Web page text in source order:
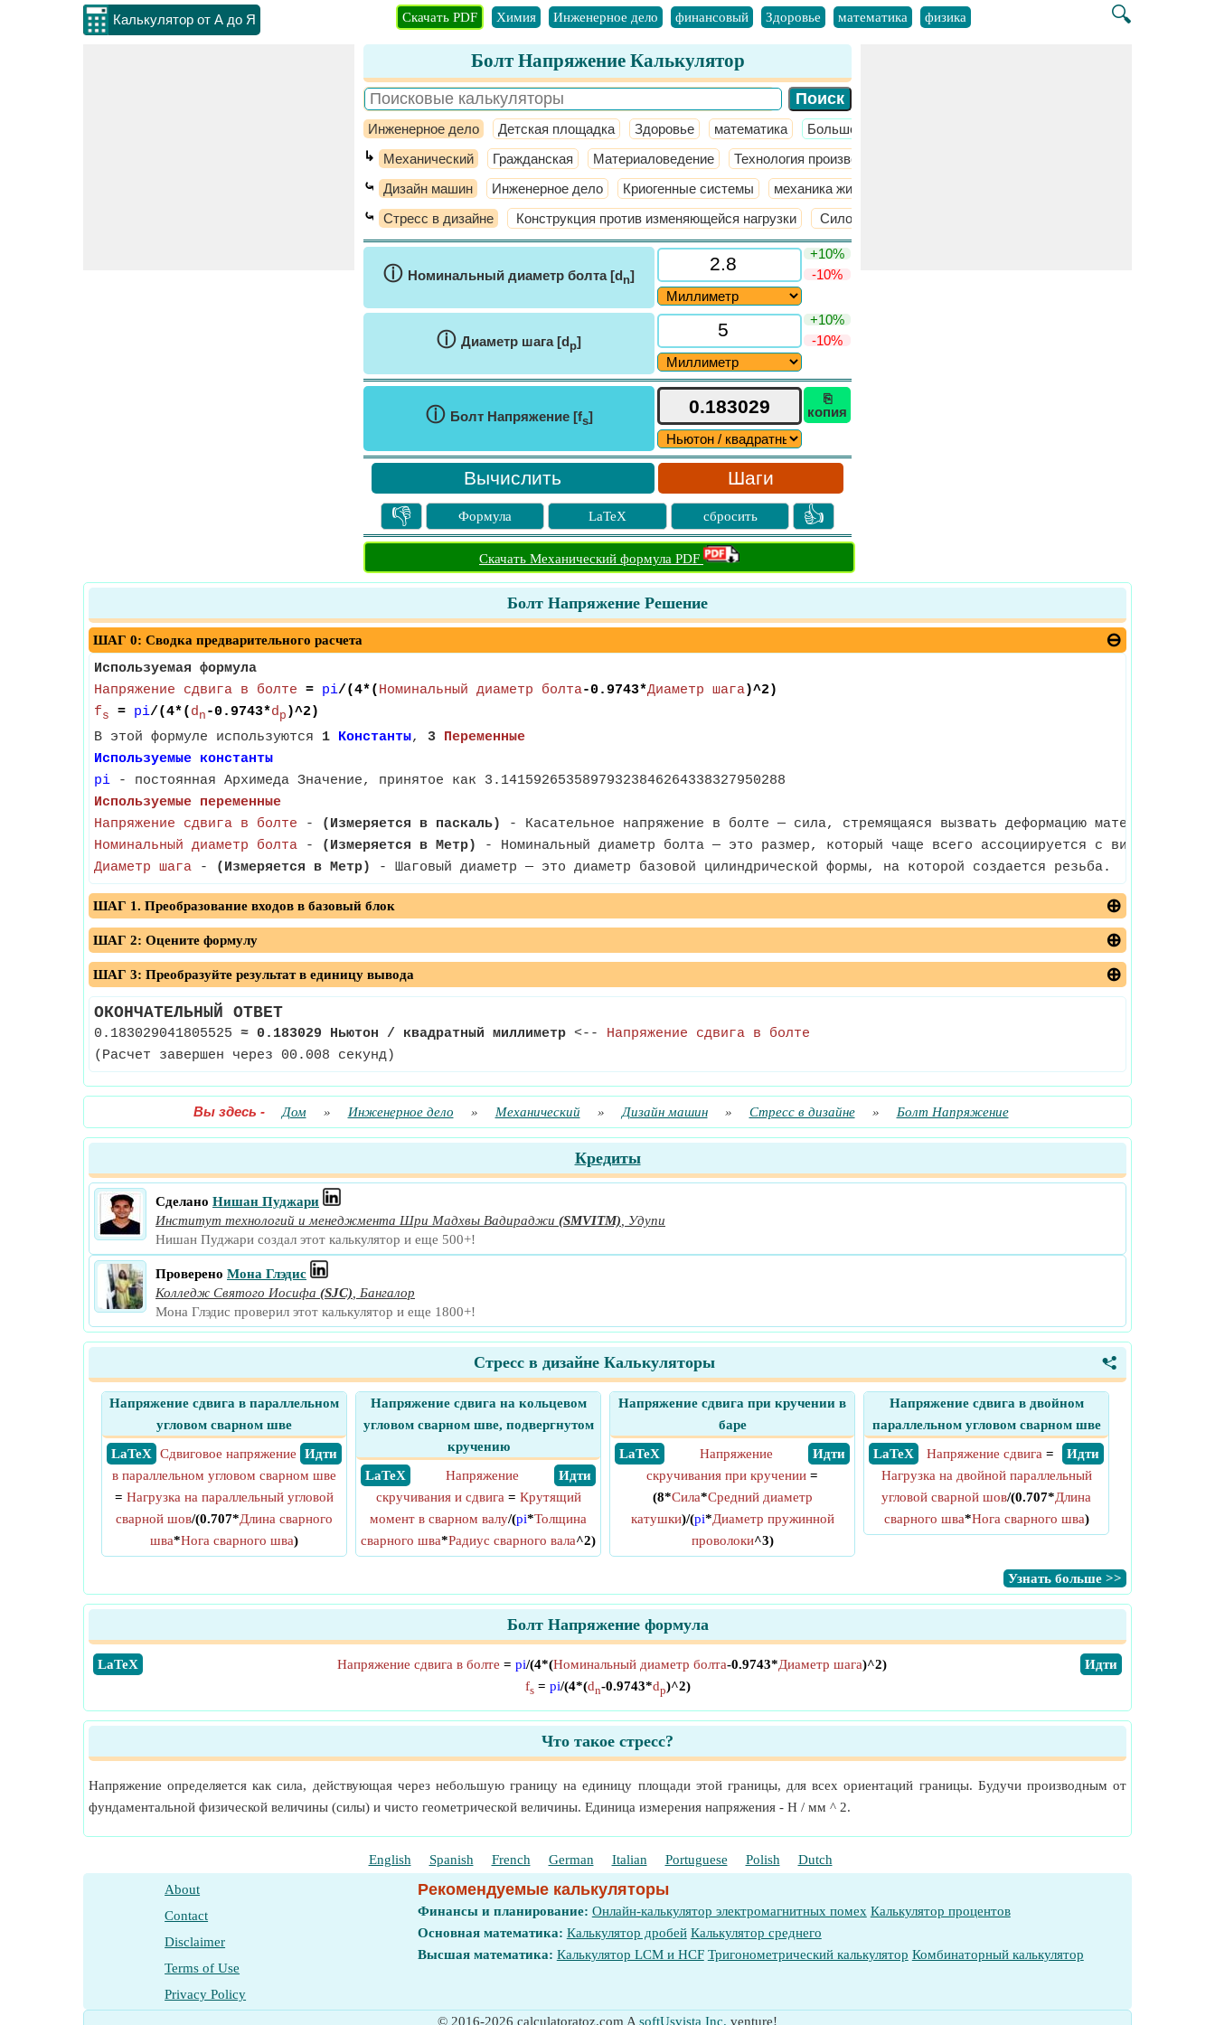
Калькулятор от А до Я 🔍
Скачать PDF Химия Инженерное дело финансовый Здоровье математика физика
Болт Напряжение Калькулятор
Инженерное дело Детская площадка Здоровье математика ​Больше >>
↳ Механический Гражданская Материаловедение Технология производства
⤿ Дизайн машин Инженерное дело Криогенные системы механика жидкости
⤿ Стресс в дизайне Конструкция против изменяющейся нагрузки Силовые винты
ⓘ Номинальный диаметр болта [dn]
+10%
-10%
ⓘ Диаметр шага [dp]
+10%
-10%
ⓘ Болт Напряжение [fs]
⎘
копия
Шаги
👎 Формула LaTeX сбросить 👍
Скачать Механический формула PDF
Болт Напряжение Решение
ШАГ 0: Сводка предварительного расчета
Используемая формула
Напряжение сдвига в болте = pi/(4*( Номинальный диаметр болта-0.9743*Диаметр шага)^2)
fs = pi/(4*( dn -0.9743*dp )^2)
В этой формуле используются 1 Константы, 3 Переменные
Используемые константы
pi - постоянная Архимеда Значение, принятое как 3.14159265358979323846264338327950288
Используемые переменные
Напряжение сдвига в болте - (Измеряется в паскаль)
- Касательное напряжение в болте — сила, стремящаяся вызвать деформацию материала за
Номинальный диаметр болта - (Измеряется в Метр)
- Номинальный диаметр болта — это размер, который чаще всего ассоциируется с винтовой
Диаметр шага - (Измеряется в Метр) - Шаговый диаметр — это диаметр базовой цилиндрической формы, на которой создается резьба.
ШАГ 1. Преобразование входов в базовый блок
ШАГ 2: Оцените формулу
ШАГ 3: Преобразуйте результат в единицу вывода
ОКОНЧАТЕЛЬНЫЙ ОТВЕТ
0.183029041805525 ≈ 0.183029 Ньютон / квадратный миллиметр <-- Напряжение сдвига в болте
(Расчет завершен через 00.008 секунд)
Вы здесь - Дом » Инженерное дело » Механический » Дизайн машин » Стресс в дизайне » Болт Напряжение
Кредиты
Сделано Нишан Пуджари
Институт технологий и менеджмента Шри Мадхвы Вадираджи (SMVITM)
Удупи
Нишан Пуджари создал этот калькулятор и еще 500+!
Проверено Мона Глэдис
Колледж Святого Иосифа (SJC)
Бангалор
Мона Глэдис проверил этот калькулятор и еще 1800+!
<
Стресс в дизайне Калькуляторы
Напряжение сдвига в параллельном
угловом сварном шве
​ LaTeX
​ Идти
Сдвиговое напряжение
в параллельном угловом сварном шве
= Нагрузка на параллельный угловой
сварной шов/(0.707*Длина сварного
шва*Нога сварного шва)
Напряжение сдвига на кольцевом
угловом сварном шве, подвергнутом
кручению
​ LaTeX
​ Идти
Напряжение
скручивания и сдвига = Крутящий
момент в сварном валу/(pi*Толщина
сварного шва*Радиус сварного вала^2)
Напряжение сдвига при кручении в
баре
​ LaTeX
​ Идти
Напряжение
скручивания при кручении =
(8*Сила*Средний диаметр
катушки)/(pi*Диаметр пружинной
проволоки^3)
Напряжение сдвига в двойном
параллельном угловом сварном шве
​ LaTeX
​ Идти
Напряжение сдвига =
Нагрузка на двойной параллельный
угловой сварной шов/(0.707*Длина
сварного шва*Нога сварного шва)
​Узнать больше >>
Болт Напряжение формула
​LaTeX ​Идти
Напряжение сдвига в болте = pi/(4*(Номинальный диаметр болта-0.9743*Диаметр шага)^2)
fs= pi/(4*(dn-0.9743*dp)^2)
Что такое стресс?
Напряжение определяется как сила, действующая через небольшую границу на единицу площади этой границы, для всех ориентаций границы. Будучи производным от
фундаментальной физической величины (силы) и чисто геометрической величины. Единица измерения напряжения - Н / мм ^ 2.
English Spanish French German Italian Portuguese Polish Dutch
About
Contact
Disclaimer
Terms of Use
Privacy Policy
Рекомендуемые калькуляторы
Финансы и планирование: Онлайн-калькулятор электромагнитных помех Калькулятор процентов
Основная математика: Калькулятор дробей Калькулятор среднего
Высшая математика: Калькулятор LCM и HCF Тригонометрический калькулятор Комбинаторный калькулятор
© 2016-2026 calculatoratoz.com A softUsvista Inc. venture!